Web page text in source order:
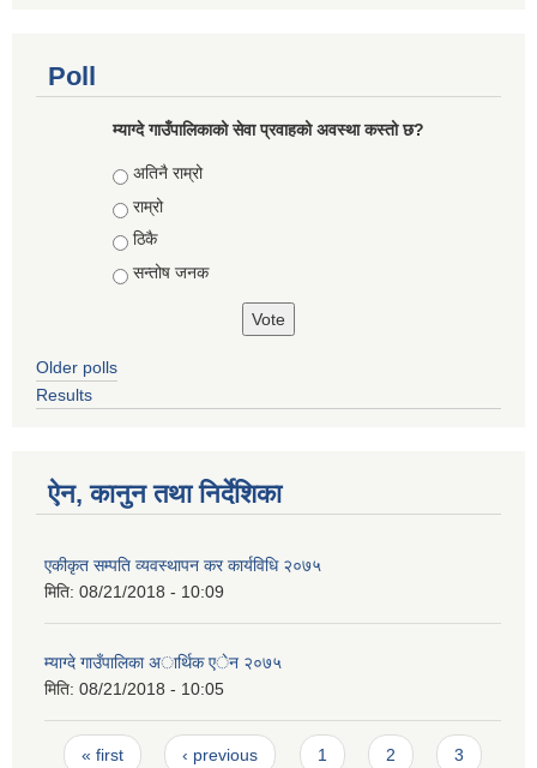
Poll
म्याग्दे गाउँपालिकाको सेवा प्रवाहको अवस्था कस्तो छ?
Choices
अतिनै राम्रो
राम्रो
ठिकै
सन्तोष जनक
Older polls
Results
ऐन, कानुन तथा निर्देशिका
एकीकृत सम्पति व्यवस्थापन कर कार्यविधि २०७५
मिति: 08/21/2018 - 10:09
म्याग्दे गाउँपालिका अार्थिक एेन २०७५
मिति: 08/21/2018 - 10:05
Pages
« first ‹ previous 1 2 3